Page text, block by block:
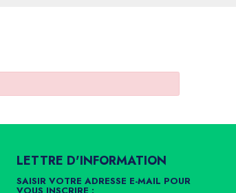
LETTRE D'INFORMATION
SAISIR VOTRE ADRESSE E-MAIL POUR